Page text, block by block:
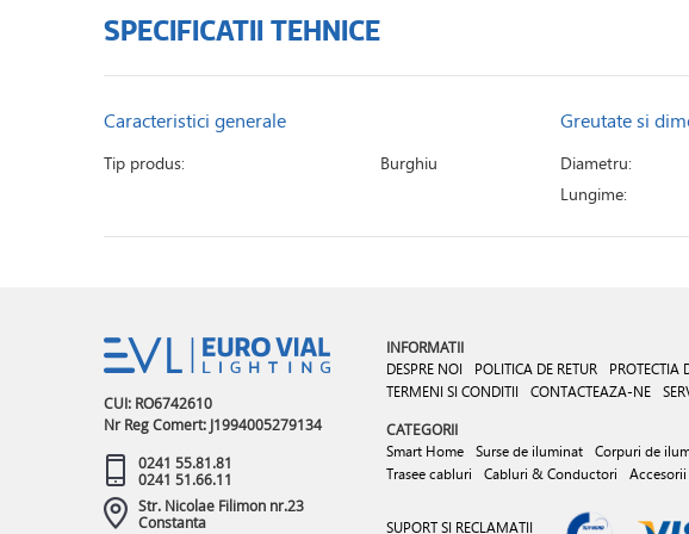
SPECIFICATII TEHNICE
Caracteristici generale
Tip produs: Burghiu
Greutate si
Diametru:
Lungime:
CUI: RO6742610
Nr Reg Comert: J1994005279134
0241 55.81.81
0241 51.66.11
Str. Nicolae Filimon nr.23
Constanta
INFORMATII
DESPRE NOI POLITICA DE RETUR PROTECTIA
TERMENI SI CONDITII
CONTACTEAZA-NE
CATEGORII
Smart Home Surse de iluminat Corpuri de
Trasee cabluri
Cabluri & Conductori Accesorii
SUPORT SI RECLAMATII